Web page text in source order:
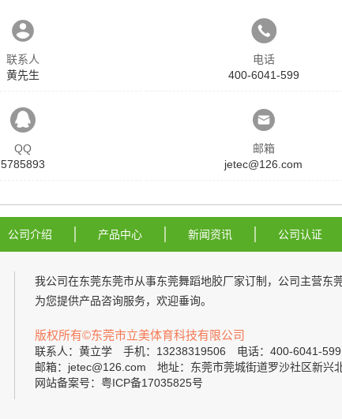
联系人
黄先生
电话
400-6041-599
QQ
5785893
邮箱
jetec@126.com
公司介绍 产品中心 新闻资讯 公司认证
我公司在东莞东莞市从事东莞舞蹈地胶厂家订制，公司主营东
为您提供产品咨询服务，欢迎垂询。
版权所有©东莞市立美体育科技有限公司
联系人：黄立学 手机：13238319506 电话：400-6041-
邮箱：jetec@126.com 地址：东莞市莞城街道罗沙社区新兴
网站备案号：粤ICP备17035825号